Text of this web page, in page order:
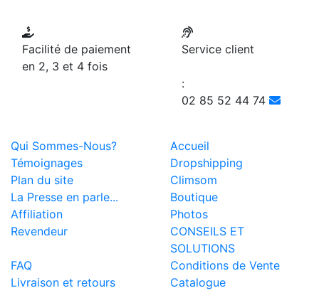
Facilité de paiement
en 2, 3 et 4 fois
Service client
:
02 85 52 44 74
Qui Sommes-Nous?
Accueil
Témoignages
Dropshipping
Plan du site
Climsom
La Presse en parle...
Boutique
Affiliation
Photos
Revendeur
CONSEILS ET
SOLUTIONS
FAQ
Conditions de Vente
Livraison et retours
Catalogue